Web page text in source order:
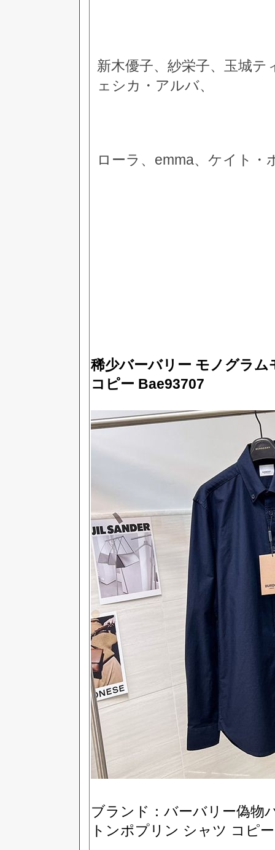
新木優子、紗栄子、玉城
ェシカ・アルバ、
ローラ、emma、ケイト
稀少バーバリー モノグラ
コピー Bae93707
ブランド：バーバリー偽物
トンポプリン シャツ コピー